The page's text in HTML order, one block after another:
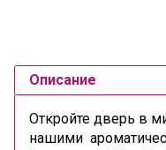
Описание
Откройте дверь в
нашими